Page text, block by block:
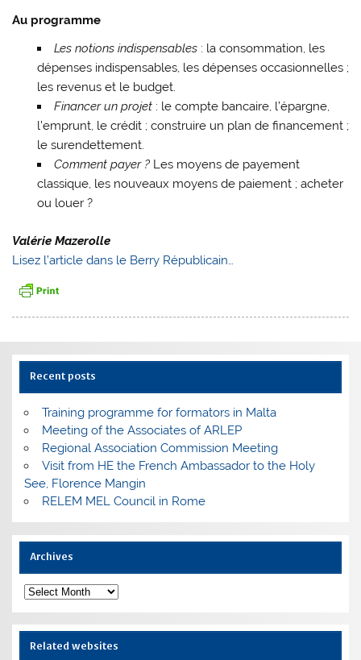
Au programme
Les notions indispensables: la consommation, les
dépenses indispensables, les dépenses occasionnelles ;
les revenus et le budget.
Financer un projet: le compte bancaire, l’épargne,
l’emprunt, le crédit ; construire un plan de financement ;
le surendettement.
Comment payer ?Les moyens de payement
classique, les nouveaux moyens de paiement ; acheter
ou louer ?
Valérie Mazerolle
Lisez l’article dans le Berry Républicain…
Recent posts
Training programme for formators in Malta
Meeting of the Associates of ARLEP
Regional Association Commission Meeting
Visit from HE the French Ambassador to the Holy
See, Florence Mangin
RELEM MEL Council in Rome
Archives
Archives
Related websites